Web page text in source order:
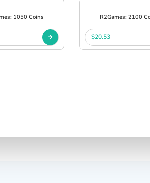
1050 Coins R2Games: 2100
$20.53